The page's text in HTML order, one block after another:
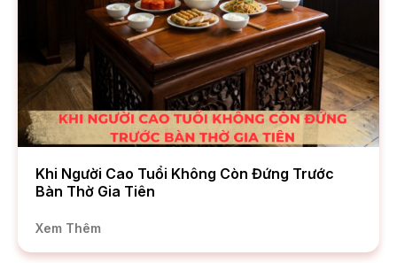
Khi Người Cao Tuổi Không Còn Đứng Trước
Bàn Thờ Gia Tiên
Xem Thêm